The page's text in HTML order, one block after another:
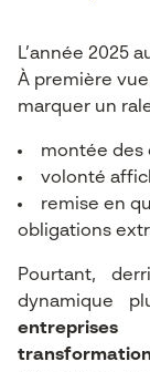
L’année 2025
À première
marquer un
montée des
volonté
remise en
obligations
Pourtant,
dynamique